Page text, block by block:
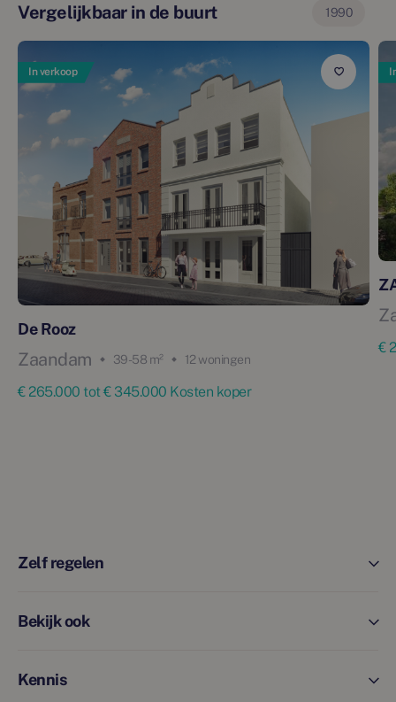
Vergelijkbaar in de buurt 1990
In verkoop
De Rooz
Zaandam 39 - 58 m² 12 woningen
€ 265.000 tot € 345.000 Kosten koper
€
Zelf regelen
Bekijk ook
Kennis